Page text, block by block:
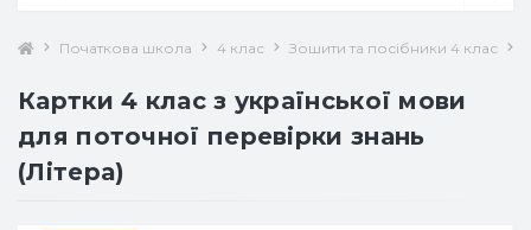
Початкова школа 4 клас Зошити та посібники 4 клас
Картки 4 клас з української мови
для поточної перевірки знань
(Літера)